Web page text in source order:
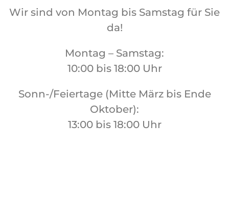
Wir sind von Montag bis Samstag für Sie
da!
Montag – Samstag:
10:00 bis 18:00 Uhr
Sonn-/Feiertage (Mitte März bis Ende
Oktober):
13:00 bis 18:00 Uhr